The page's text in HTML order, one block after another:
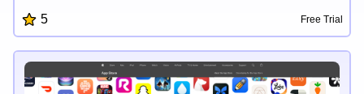
다. 재미있고 쉽게 개발할 수 있도록 도와 개발자들이 성공적인
제품을 만들고 AI와 블록체인 개발 분야의 잠재력을 발휘할 수
5 Free Trial